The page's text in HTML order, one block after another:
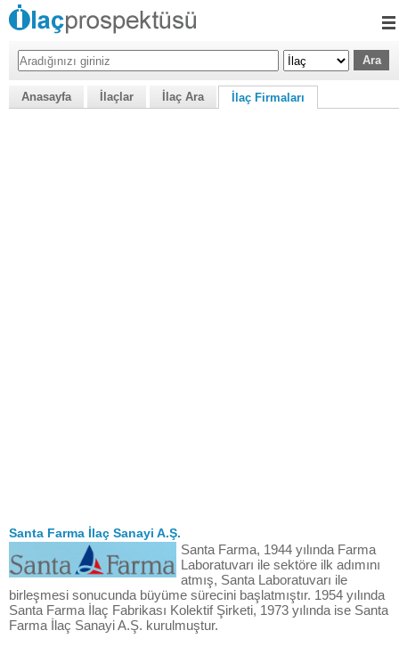
Anasayfa İlaçlar İlaç Ara İlaç Firmaları
Santa Farma İlaç Sanayi A.Ş.
Santa Farma, 1944 yılında Farma
Laboratuvarı ile sektöre ilk adımını
atmış, Santa Laboratuvarı ile
birleşmesi sonucunda büyüme sürecini başlatmıştır. 1954 yılında
Santa Farma İlaç Fabrikası Kolektif Şirketi, 1973 yılında ise Santa
Farma İlaç Sanayi A.Ş. kurulmuştur.